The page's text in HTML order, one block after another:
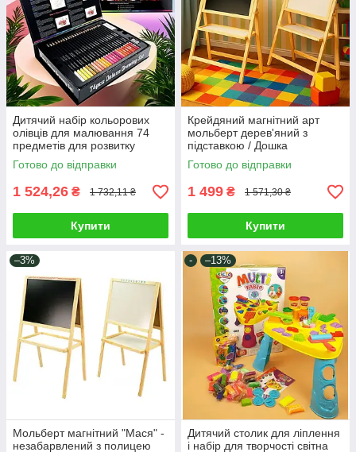
Дитячий набір кольорових
олівців для малювання 74
предметів для розвитку
творчості хлопчику дівчинці в
коробці
Готово до відправки
1 524,26 ₴ 1 732,11 ₴
Купити
Крейдяний магнітний арт
мольберт дерев'яний з
підставкою / Дошка
обертається Творчий куточок
для малювання дітям
Готово до відправки
1 499 ₴ 1 571,30 ₴
Купити
–3%
Мольберт магнітний "Мася" -
незабарвлений з полицею
- –13%
Дитячий столик для ліплення
і набір для творчості світна